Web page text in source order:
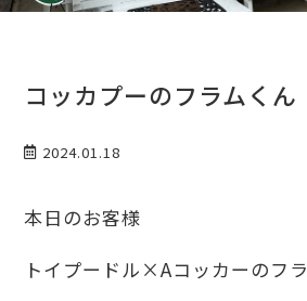
コッカプーのフラムくん
2024.01.18
本日のお客様
トイプードル×Aコッカーのフ